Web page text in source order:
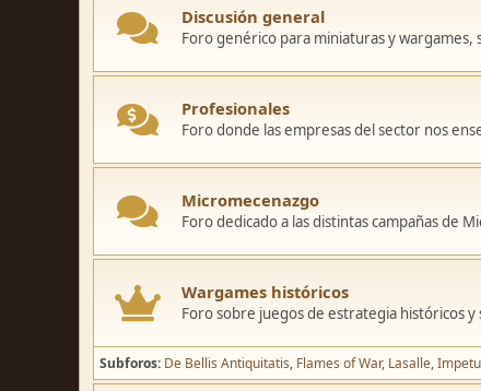
Discusión general
Foro genérico para miniaturas y wargames,
Profesionales
Foro donde las empresas del sector nos
Micromecenazgo
Foro dedicado a las distintas campañas de
Wargames históricos
Foro sobre juegos de estrategia históricos y
Subforos De Bellis Antiquitatis Flames of War Lasalle